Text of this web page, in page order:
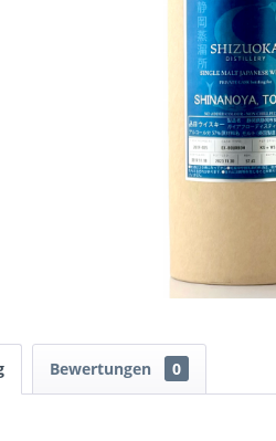
Bewertungen 0